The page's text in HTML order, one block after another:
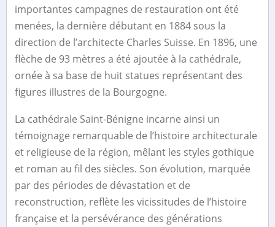
importantes campagnes de restauration ont été
menées, la dernière débutant en 1884 sous la
direction de l’architecte Charles Suisse. En 1896, une
flèche de 93 mètres a été ajoutée à la cathédrale,
ornée à sa base de huit statues représentant des
figures illustres de la Bourgogne.
La cathédrale Saint-Bénigne incarne ainsi un
témoignage remarquable de l’histoire architecturale
et religieuse de la région, mêlant les styles gothique
et roman au fil des siècles. Son évolution, marquée
par des périodes de dévastation et de
reconstruction, reflète les vicissitudes de l’histoire
française et la persévérance des générations